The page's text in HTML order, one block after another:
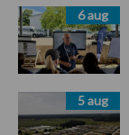
6 aug
5 aug